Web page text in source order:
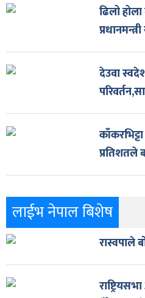
ढिलो
देउवा
प्रतिशतले
लाईभ नेपाल बिशेष
रास्वपाले